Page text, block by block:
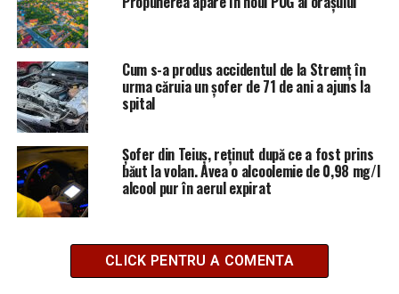
Cum s-a produs accidentul de la Stremț în
urma căruia un șofer de 71 de ani a ajuns la
spital
Șofer din Teiuș, reținut după ce a fost prins
băut la volan. Avea o alcoolemie de 0,98 mg/l
alcool pur în aerul expirat
CLICK PENTRU A COMENTA